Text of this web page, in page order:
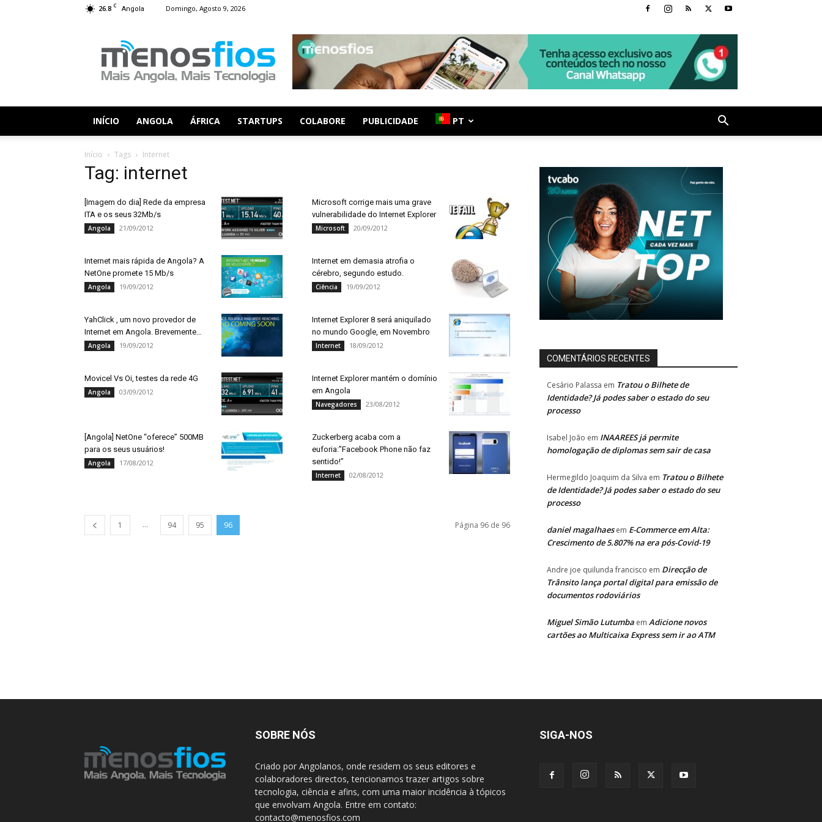
26.8 C Angola Domingo, Agosto 9, 2026
Fios
INÍCIO ANGOLA ÁFRICA STARTUPS COLABORE PUBLICIDADE PT
Início Tags Internet
Tag: internet
[Imagem do dia] Rede da empresa
ITA e os seus 32Mb/s
Angola 21/09/2012
Microsoft corrige mais uma grave
vulnerabilidade do Internet Explorer
Microsoft 20/09/2012
Internet mais rápida de Angola? A
NetOne promete 15 Mb/s
Angola 19/09/2012
Internet em demasia atrofia o
cérebro, segundo estudo.
Ciência 19/09/2012
YahClick , um novo provedor de
Internet em Angola. Brevemente…
Angola 19/09/2012
Internet Explorer 8 será aniquilado
no mundo Google, em Novembro
Internet 18/09/2012
Movicel Vs Oi, testes da rede 4G
Angola 03/09/2012
Internet Explorer mantém o domínio
em Angola
Navegadores 23/08/2012
[Angola] NetOne “oferece” 500MB
para os seus usuários!
Angola 17/08/2012
Zuckerberg acaba com a
euforia:”Facebook Phone não faz
sentido!”
Internet 02/08/2012
1 ... 94 95 96 Página 96 de 96
COMENTÁRIOS RECENTES
Cesário Palassa em Tratou o Bilhete de
Identidade? Já podes saber o estado do seu
processo
Isabel João em INAAREES já permite
homologação de diplomas sem sair de casa
Hermegildo Joaquim da Silva em Tratou o Bilhete
de Identidade? Já podes saber o estado do seu
processo
daniel magalhaesem E-Commerce em Alta:
Crescimento de 5.807% na era pós-Covid-19
Andre joe quilunda francisco em Direcção de
Trânsito lança portal digital para emissão de
documentos rodoviários
Miguel Simão Lutumba em Adicione novos
cartões ao Multicaixa Express sem ir ao ATM
SOBRE NÓS
Criado por Angolanos, onde residem os seus editores e
colaboradores directos, tencionamos trazer artigos sobre
tecnologia, ciência e afins, com uma maior incidência à tópicos
que envolvam Angola. Entre em contato:
contacto@menosfios.com
SIGA-NOS